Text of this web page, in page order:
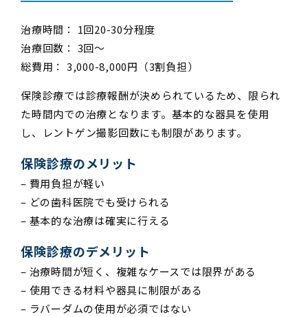
治療時間： 1回20-30分程度
治療回数： 3回〜
総費用： 3,000-8,000円（3割負担）
保険診療では診療報酬が決められているため、限られ
た時間内での治療となります。基本的な器具を使用
し、レントゲン撮影回数にも制限があります。
保険診療のメリット
– 費用負担が軽い
– どの歯科医院でも受けられる
– 基本的な治療は確実に行える
保険診療のデメリット
– 治療時間が短く、複雑なケースでは限界がある
– 使用できる材料や器具に制限がある
– ラバーダムの使用が必須ではない